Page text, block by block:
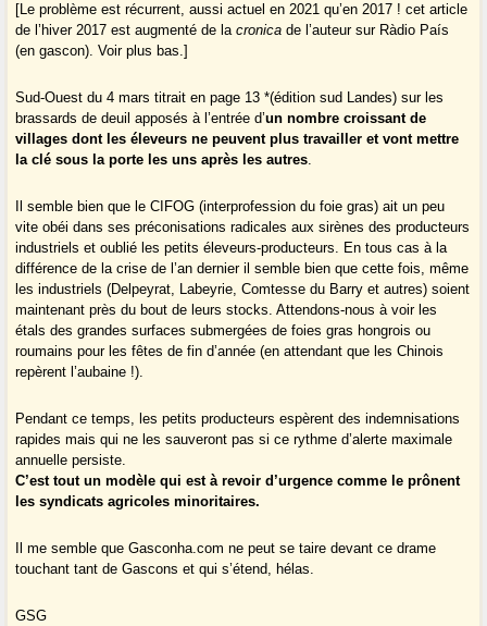
[Le problème est récurrent, aussi actuel en 2021 qu’en 2017 ! cet article
de l’hiver 2017 est augmenté de lacronica de l’auteur sur Ràdio País
(en gascon). Voir plus bas.]
Sud-Ouest du 4 mars titrait en page 13 *(édition sud Landes) sur les
brassards de deuil apposés à l’entrée d’un nombre croissant de
villages dont les éleveurs ne peuvent plus travailler et vont mettre
la clé sous la porte les uns après les autres.
Il semble bien que le CIFOG (interprofession du foie gras) ait un peu
vite obéi dans ses préconisations radicales aux sirènes des producteurs
industriels et oublié les petits éleveurs-producteurs. En tous cas à la
différence de la crise de l’an dernier il semble bien que cette fois, même
les industriels (Delpeyrat, Labeyrie, Comtesse du Barry et autres) soient
maintenant près du bout de leurs stocks. Attendons-nous à voir les
étals des grandes surfaces submergées de foies gras hongrois ou
roumains pour les fêtes de fin d’année (en attendant que les Chinois
repèrent l’aubaine !).
Pendant ce temps, les petits producteurs espèrent des indemnisations
rapides mais qui ne les sauveront pas si ce rythme d’alerte maximale
annuelle persiste.
C’est tout un modèle qui est à revoir d’urgence comme le prônent
les syndicats agricoles minoritaires.
Il me semble que Gasconha.com ne peut se taire devant ce drame
touchant tant de Gascons et qui s’étend, hélas.
GSG